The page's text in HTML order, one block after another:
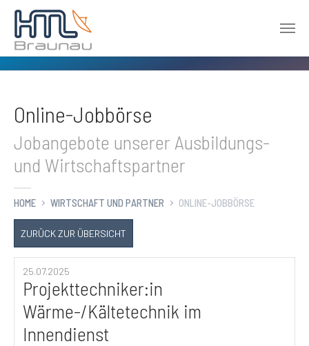
Online-Jobbörse
Jobangebote unserer Ausbildungs-
und Wirtschaftspartner
HOME WIRTSCHAFT UND PARTNER ONLINE-JOBBÖRSE
ZURÜCK ZUR ÜBERSICHT
25.07.2025
Projekttechniker:in
Wärme-/Kältetechnik im
Innendienst